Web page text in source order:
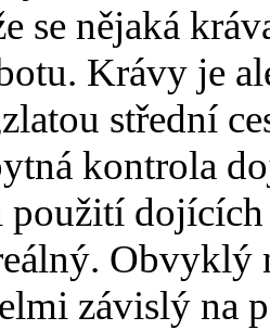
se nějaká
Krávy je
střední
kontrola
dojících
Obvyklý
závislý na